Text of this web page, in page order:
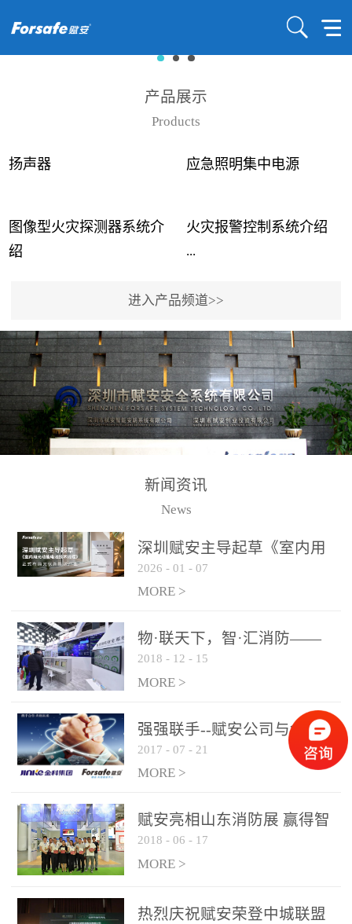
产品展示
Products
扬声器 应急照明集中电源
图像型火灾探测器系统介
绍
...
事故频发，传统的火灾探
测方法已无法满足要求。
尤其是目前众多的大型影
剧院、会议展览中心、体
育馆、大型仓库和隧道空
间等，其建筑结构特殊、
火灾隐患多。一旦发生火
传统的火灾关测器无法被
及时缺发，不能及早发现
和有效扑救火火，这不仅
力和闲难，同时也将造成
巨大的经济损失和社会影
响，基至还会造成人员伤
亡。图像型火灾探测器正
是针对这种高大空间建筑
物的消防设施、设备通过
现场图像的实时获取、预
处理和特征提取分析，实
现火焰的跟踪和识别。能
更早的进行预警，达到早
报早防的效果。 系统构
成示意图： 图像型火灾
和监控端两大部分组成。
火灾报警控制系统介绍
...
用了具有仲裁机制和冗余
校验的总线传输技术、线
路状态检测与保护技术、
后向光电感烟探测技术、
高可靠的系统抗干扰技术
等多项专利技术和专有技
警领域三十多年技术积累
和工程实践的结晶。
进入产品频道>>
新闻资讯
News
深圳赋安主导起草《室内用
光动能电池技术规程》 正式
布局光伏新能源产业
2026 - 01 - 07
MORE >
物·联天下，智·汇消防——
赋安F&S 2018上海消防展圆
满落幕
2018 - 12 - 15
MORE >
强强联手--赋安公司与金科
集团达成战略合作协议
2017 - 07 - 21
MORE >
赋安亮相山东消防展 赢得智
慧消防新荣耀
2018 - 06 - 17
MORE >
热烈庆祝赋安荣登中城联盟